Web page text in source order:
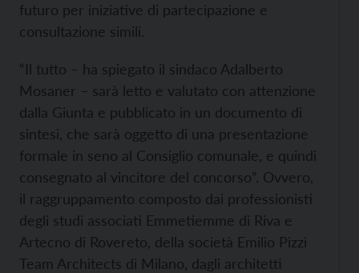
futuro per iniziative di partecipazione e
consultazione simili.
“Il tutto – ha spiegato il sindaco Adalberto
Mosaner – sarà letto e valutato con attenzione
dalla Giunta e pubblicato in un documento di
sintesi, che sarà oggetto di una presentazione
formale in seno al Consiglio comunale, e quindi
consegnato al vincitore del concorso”. Ovvero,
il raggruppamento composto dai professionisti
degli studi associati Emmetiemme di Riva e
Artecno di Rovereto, della società Emilio Pizzi
Team Architects di Milano, dagli architetti